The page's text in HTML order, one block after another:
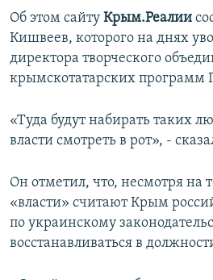
ПРОПАВШИЕ БЕЗ ВЕСТИ
ПОБЕДИТЕЛЕЙ НЕ СУДЯТ?
КРЫМ.НЕПОКОРЕННЫЙ
ELIFBE
УКРАИНСКАЯ ПРОБЛЕМА КРЫМА
Qırımtatar
Об этом сайту Крым.Реалии
Кишвеев, которого на днях
директора творческого
крымскотатарских программ
«Туда будут набирать таких
власти смотреть в рот», -
Он отметил, что, несмотря на
«власти» считают Крым
по украинскому
восстанавливаться в